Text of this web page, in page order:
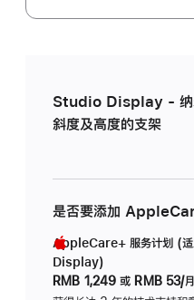
Studio Display - 纳
斜度及高度的支架
是否要添加
AppleCare+ 服务计划 (
Display)
RMB 1,249 或 RMB 53/